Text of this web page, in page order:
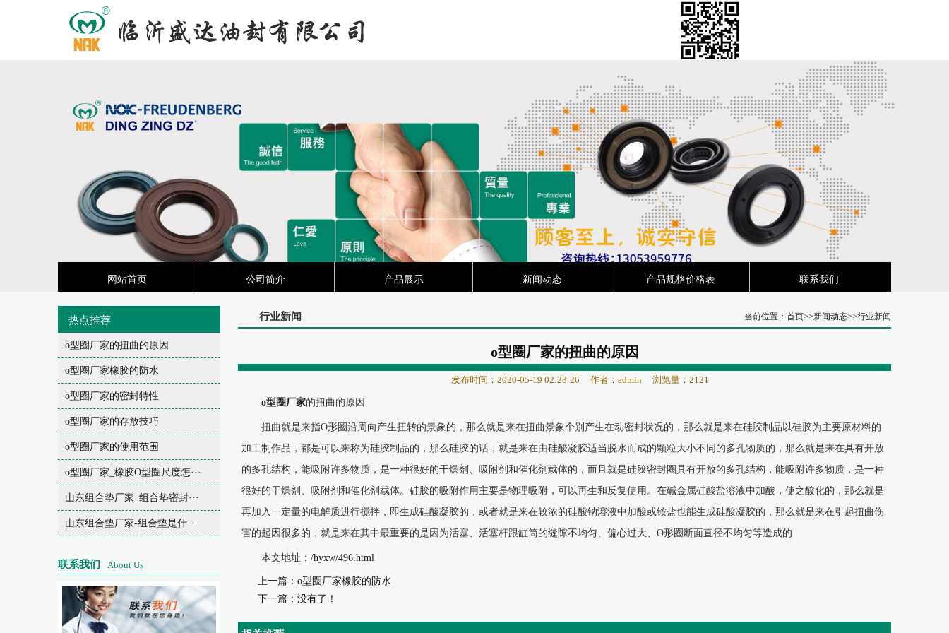
网站首页 公司简介 产品展示 新闻动态 产品规格价格表 联系我们
热点推荐
o型圈厂家的扭曲的原因
o型圈厂家橡胶的防水
o型圈厂家的密封特性
o型圈厂家的存放技巧
o型圈厂家的使用范围
o型圈厂家_橡胶O型圈尺度怎···
山东组合垫厂家_组合垫密封···
山东组合垫厂家-组合垫是什···
联系我们 About Us
行业新闻 当前位置： 首页>>新闻动态>>行业新闻
o型圈厂家的扭曲的原因
发布时间：2020-05-19 02:28:26 作者：admin 浏览量：2121
o型圈厂家的扭曲的原因
扭曲就是来指O形圈沿周向产生扭转的景象的，那么就是来在扭曲景象个别产生在动密封状况的，那么就是来在硅胶制品以硅胶为主要原材料的
加工制作品，都是可以来称为硅胶制品的，那么硅胶的话，就是来在由硅酸凝胶适当脱水而成的颗粒大小不同的多孔物质的，那么就是来在具有开放
的多孔结构，能吸附许多物质，是一种很好的干燥剂、吸附剂和催化剂载体的，而且就是硅胶密封圈具有开放的多孔结构，能吸附许多物质，是一种
很好的干燥剂、吸附剂和催化剂载体。硅胶的吸附作用主要是物理吸附，可以再生和反复使用。在碱金属硅酸盐溶液中加酸，使之酸化的，那么就是
再加入一定量的电解质进行搅拌，即生成硅酸凝胶的，或者就是来在较浓的硅酸钠溶液中加酸或铵盐也能生成硅酸凝胶的，那么就是来在引起扭曲伤
害的起因很多的，就是来在其中最重要的是因为活塞、活塞杆跟缸筒的缝隙不均匀、偏心过大、O形圈断面直径不均匀等造成的
本文地址： /hyxw/496.html
上一篇： o型圈厂家橡胶的防水
下一篇：没有了！